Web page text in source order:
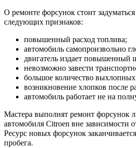
О ремонте форсунок стоит
следующих признаков:
повышенный расход топлива;
автомобиль самопроизвольно
двигатель издает повышенный
невозможно завести
большое количество выхлопных
возникновение хлопков после
автомобиль работает не на
Мастера выполнят ремонт форсунок
автомобиля Citroen вне зависимости
Ресурс новых форсунок
пробега.